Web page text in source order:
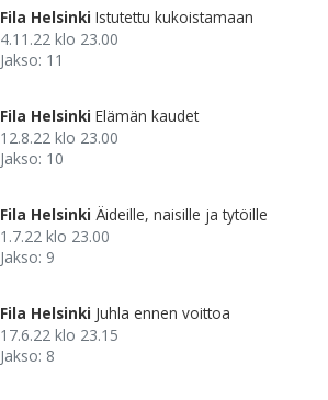
Fila Helsinki Istutettu kukoistamaan
4.11.22 klo 23.00
Jakso: 11
Fila Helsinki Elämän kaudet
12.8.22 klo 23.00
Jakso: 10
Fila Helsinki Äideille, naisille ja tytöille
1.7.22 klo 23.00
Jakso: 9
Fila Helsinki Juhla ennen voittoa
17.6.22 klo 23.15
Jakso: 8